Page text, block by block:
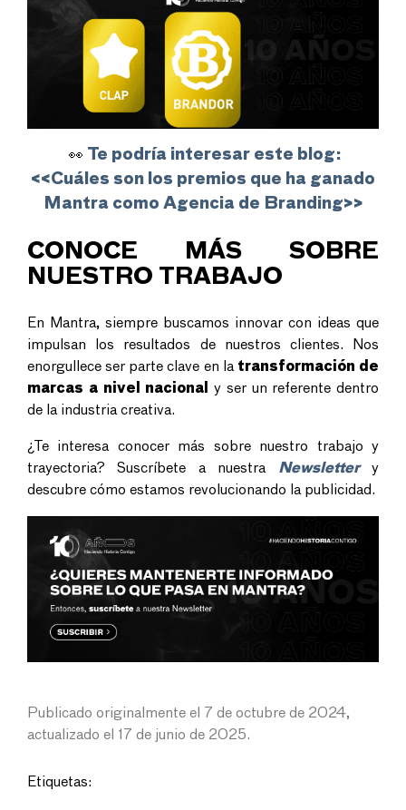
👀 Te podría interesar este blog:
<<Cuáles son los premios que ha ganado
Mantra como Agencia de Branding>>
CONOCE MÁS SOBRE
NUESTRO TRABAJO
En Mantra, siempre buscamos innovar con ideas que
impulsan los resultados de nuestros clientes. Nos
enorgullece ser parte clave en la transformación de
marcas a nivel nacional
y ser un referente dentro
de la industria creativa.
¿Te interesa conocer más sobre nuestro trabajo y
trayectoria? Suscríbete a nuestra Newsletter
y
descubre cómo estamos revolucionando la publicidad.
Publicado originalmente el 7 de octubre de 2024,
actualizado el 17 de junio de 2025.
Etiquetas: